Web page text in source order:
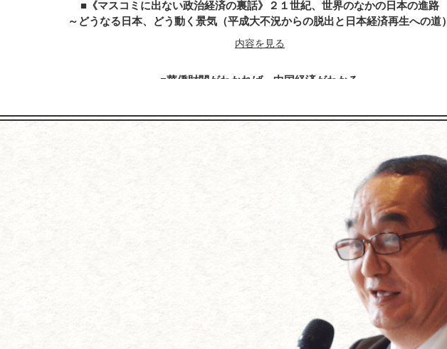
不信の時代なればこそ『誠』の経営学
～新選組の精神と行動の美学をビジネスに生かす
内容を見る
内容を見る
徳川３代に学ぶ経営成功法～国づくり・企業づくり・家庭づくり・人づくり
上杉鷹山の藩政改革に学ぶ ～企業再生の極意はこれだ！
《マスコミに出ない政治経済の裏話》２１世紀、世界のなかの日本の進路
～どうなる日本、どう動く景気（平成大不況からの脱出と日本経済再生への道）
内容を見る
華僑財閥がわかれば、中国経済がわかる
内容を見る
【アメリカの経営学者･ピータードラッカーに学ぶ】
『これからの企業の経営』～「人を幸福にする」のが目的、経営は手段である
「戦艦大和の最期」（吉田満著）を読む
～なぜ戦艦大和は、日本人の心を引きつけるのか